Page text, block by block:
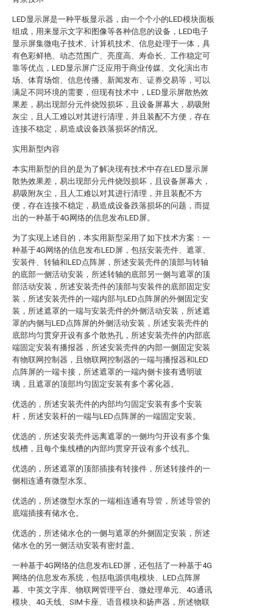
LED显示屏是一种平板显示器，由一个个小的LED模块面板
组成，用来显示文字和图像等各种信息的设备，LED电子
显示屏集微电子技术、计算机技术、信息处理于一体，具
有色彩鲜艳、动态范围广、亮度高、寿命长、工作稳定可
靠等优点，LED显示屏广泛应用于商业传媒、文化演出市
场、体育场馆、信息传播、新闻发布、证券交易等，可以
满足不同环境的需要，但现有技术中，LED显示屏散热效
果差，易出现部分元件烧毁损坏，且设备屏幕大，易吸附
灰尘，且人工难以对其进行清理，并且装配不方便，存在
连接不稳定，易造成设备跌落损坏的情况。
实用新型内容
本实用新型的目的是为了解决现有技术中存在LED显示屏
散热效果差，易出现部分元件烧毁损坏，且设备屏幕大，
易吸附灰尘，且人工难以对其进行清理，并且装配不方
便，存在连接不稳定，易造成设备跌落损坏的问题，而提
出的一种基于4G网络的信息发布LED屏。
为了实现上述目的，本实用新型采用了如下技术方案：一
种基于4G网络的信息发布LED屏，包括安装壳件、遮罩、
安装件、转轴和LED点阵屏，所述安装壳件的顶部与转轴
的底部一侧活动安装，所述转轴的底部另一侧与遮罩的顶
部活动安装，所述安装壳件的顶部与安装件的底部固定安
装，所述安装壳件的一端内部与LED点阵屏的外侧固定安
装，所述遮罩的一端与安装壳件的外侧活动安装，所述遮
罩的内侧与LED点阵屏的外侧活动安装，所述安装壳件的
底部均匀贯穿开设有多个散热孔，所述安装壳件的内部底
端固定安装有播报器，所述安装壳件的内部一侧固定安装
有物联网控制器，且物联网控制器的一端与播报器和LED
点阵屏的一端卡接，所述遮罩的一端内侧卡接有透明玻
璃，且遮罩的顶部均匀固定安装有多个雾化器。
优选的，所述安装壳件的内部均匀固定安装有多个安装
杆，所述安装杆的一端与LED点阵屏的一端固定安装。
优选的，所述安装壳件远离遮罩的一侧均匀开设有多个集
线槽，且每个集线槽的内部均贯穿开设有多个线孔。
优选的，所述遮罩的顶部插接有转接件，所述转接件的一
侧相连通有微型水泵。
优选的，所述微型水泵的一端相连通有导管，所述导管的
底端插接有储水仓。
优选的，所述储水仓的一侧与遮罩的外侧固定安装，所述
储水仓的另一侧活动安装有密封盖。
一种基于4G网络的信息发布LED屏，还包括了一种基于4G
网络的信息发布系统，包括电源供电模块、LED点阵屏
幕、中英文字库、物联网管理平台、微处理单元、4G通讯
模块、4G天线、SIM卡座、语音模块和扬声器，所述物联